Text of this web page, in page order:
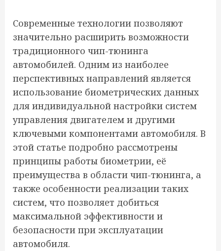
Современные технологии позволяют
значительно расширить возможности
традиционного чип-тюнинга
автомобилей. Одним из наиболее
перспективных направлений является
использование биометрических данных
для индивидуальной настройки систем
управления двигателем и другими
ключевыми компонентами автомобиля. В
этой статье подробно рассмотрены
принципы работы биометрии, её
преимущества в области чип-тюнинга, а
также особенности реализации таких
систем, что позволяет добиться
максимальной эффективности и
безопасности при эксплуатации
автомобиля.